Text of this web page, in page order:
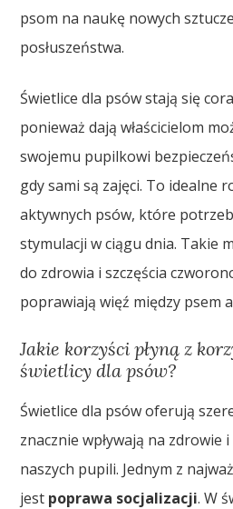
psom na naukę nowych
posłuszeństwa.
Świetlice dla psów stają się
ponieważ dają właścicielom
swojemu pupilkowi
gdy sami są zajęci. To idealne
aktywnych psów, które
stymulacji w ciągu dnia. Takie
do zdrowia i szczęścia
poprawiają więź między psem
Jakie korzyści płyną z
świetlicy dla psów?
Świetlice dla psów oferują
znacznie wpływają na zdrowie
naszych pupili. Jednym z
jest poprawa socjalizacji. W